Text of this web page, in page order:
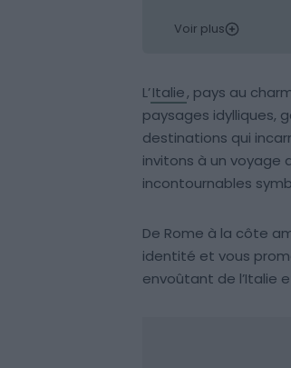
Voir plus
L’Italie, pays au
paysages idylliques,
destinations qui
invitons à un voyage
incontournables
De Rome à la côte
identité et vous
envoûtant de l’Italie